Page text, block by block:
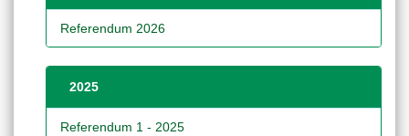
Referendum 2026
2025
Referendum 1 - 2025